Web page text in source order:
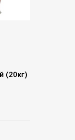
(20кг)